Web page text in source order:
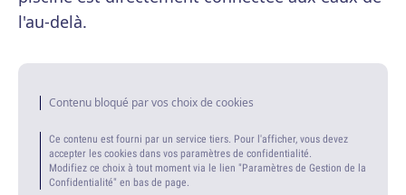
l'au-delà.
Contenu bloqué par vos choix de cookies
Ce contenu est fourni par un service tiers. Pour l'afficher, vous devez
accepter les cookies dans vos paramètres de confidentialité.
Modifiez ce choix à tout moment via le lien "Paramètres de Gestion de la
Confidentialité" en bas de page.